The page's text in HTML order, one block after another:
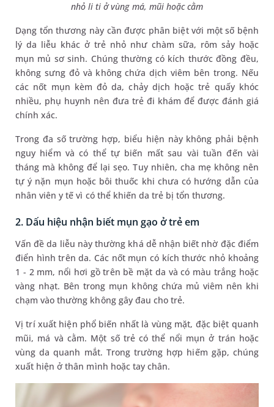
nhỏ li ti ở vùng má, mũi hoặc cằm
Dạng tổn thương này cần được phân biệt với một số bệnh
lý da liễu khác ở trẻ nhỏ như chàm sữa, rôm sảy hoặc
mụn mủ sơ sinh. Chúng thường có kích thước đồng đều,
không sưng đỏ và không chứa dịch viêm bên trong. Nếu
các nốt mụn kèm đỏ da, chảy dịch hoặc trẻ quấy khóc
nhiều, phụ huynh nên đưa trẻ đi khám để được đánh giá
chính xác.
Trong đa số trường hợp, biểu hiện này không phải bệnh
nguy hiểm và có thể tự biến mất sau vài tuần đến vài
tháng mà không để lại sẹo. Tuy nhiên, cha mẹ không nên
tự ý nặn mụn hoặc bôi thuốc khi chưa có hướng dẫn của
nhân viên y tế vì có thể khiến da trẻ bị tổn thương.
2. Dấu hiệu nhận biết mụn gạo ở trẻ em
Vấn đề da liễu này thường khá dễ nhận biết nhờ đặc điểm
điển hình trên da. Các nốt mụn có kích thước nhỏ khoảng
1 - 2 mm, nổi hơi gồ trên bề mặt da và có màu trắng hoặc
vàng nhạt. Bên trong mụn không chứa mủ viêm nên khi
chạm vào thường không gây đau cho trẻ.
Vị trí xuất hiện phổ biến nhất là vùng mặt, đặc biệt quanh
mũi, má và cằm. Một số trẻ có thể nổi mụn ở trán hoặc
vùng da quanh mắt. Trong trường hợp hiếm gặp, chúng
xuất hiện ở thân mình hoặc tay chân.